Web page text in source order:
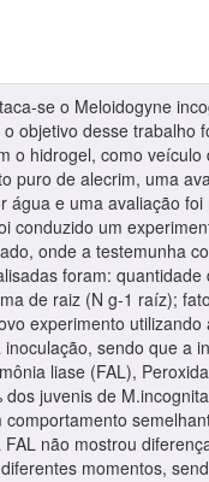
se o Meloidogyne
objetivo desse trabalho
hidrogel, como
puro de alecrim, uma
e uma avaliação
conduzido um
onde a testemunha
foram:
de raiz (N g-1 raíz);
experimento
sendo que a
liase (FAL),
juvenis de
não mostrou
momentos,